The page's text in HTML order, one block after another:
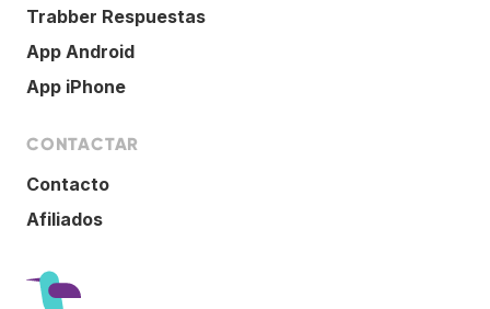
Trabber Respuestas
App Android
App iPhone
CONTACTAR
Contacto
Afiliados